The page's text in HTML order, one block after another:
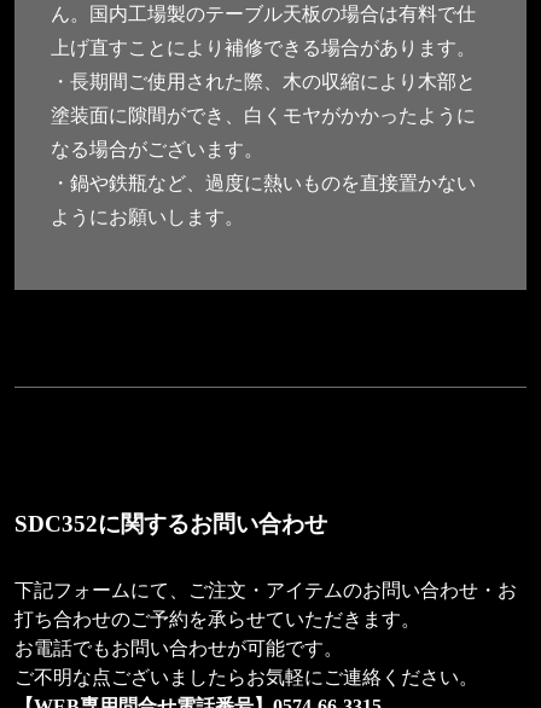
ん。国内工場製のテーブル天板の場合は有料で仕
上げ直すことにより補修できる場合があります。
・長期間ご使用された際、木の収縮により木部と
塗装面に隙間ができ、白くモヤがかかったように
なる場合がございます。
・鍋や鉄瓶など、過度に熱いものを直接置かない
ようにお願いします。
SDC352に関するお問い合わせ
下記フォームにて、ご注文・アイテムのお問い合わせ・お
打ち合わせのご予約を承らせていただきます。
お電話でもお問い合わせが可能です。
ご不明な点ございましたらお気軽にご連絡ください。